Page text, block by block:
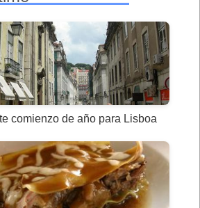
comienzo de año para Lisboa